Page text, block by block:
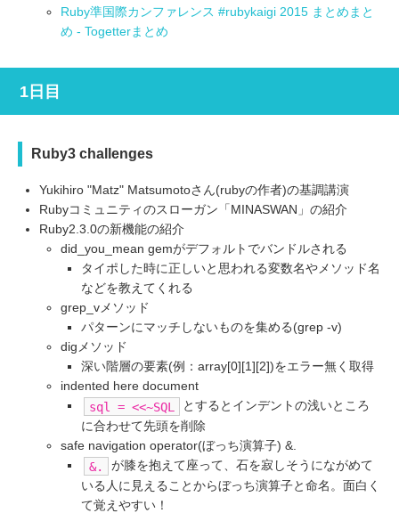
Ruby準国際カンファレンス #rubykaigi 2015 まとめまと
め - Togetterまとめ
1日目
Ruby3 challenges
Yukihiro "Matz" Matsumotoさん(rubyの作者)の基調講演
Rubyコミュニティのスローガン「MINASWAN」の紹介
Ruby2.3.0の新機能の紹介
did_you_mean gemがデフォルトでバンドルされる
タイポした時に正しいと思われる変数名やメソッド名
などを教えてくれる
grep_vメソッド
パターンにマッチしないものを集める(grep -v)
digメソッド
深い階層の要素(例：array[0][1][2])をエラー無く取得
indented here document
sql = <<~SQL
とするとインデントの浅いところ
に合わせて先頭を削除
safe navigation operator(ぼっち演算子) &.
&.
が膝を抱えて座って、石を寂しそうにながめて
いる人に見えることからぼっち演算子と命名。面白く
て覚えやすい！